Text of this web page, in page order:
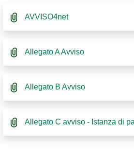
AVVISO4net
Allegato A Avviso
Allegato B Avviso
Allegato C avviso - Istanza di